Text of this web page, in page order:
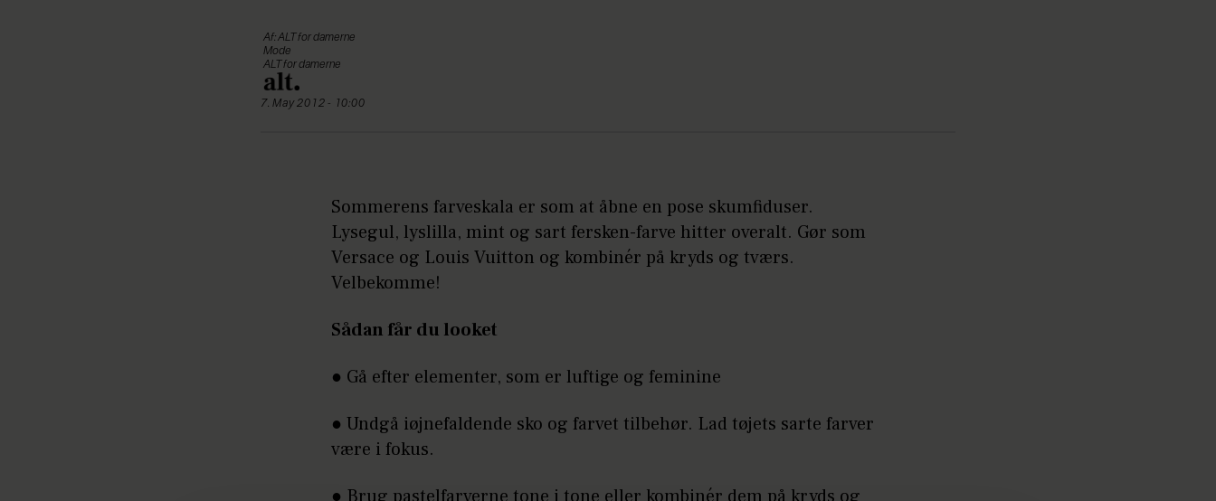
Af: ALT for damerne
Mode
ALT for damerne
7. May 2012 - 10:00
Sommerens farveskala er som at åbne en pose skumfiduser.
Lysegul, lyslilla, mint og sart fersken-farve hitter overalt. Gør som
Versace og Louis Vuitton og kombinér på kryds og tværs.
Velbekomme!
Sådan får du looket
● Gå efter elementer, som er luftige og feminine
● Undgå iøjnefaldende sko og farvet tilbehør. Lad tøjets sarte farver
være i fokus.